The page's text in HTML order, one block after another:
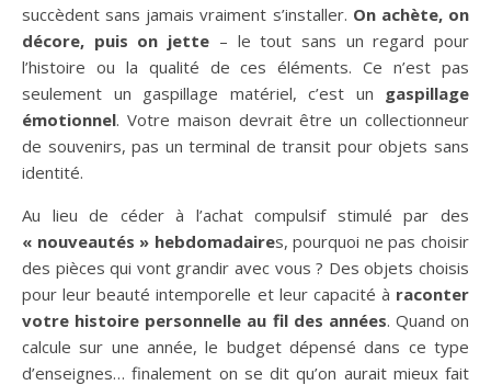
succèdent sans jamais vraiment s’installer. On achète, on
décore, puis on jette – le tout sans un regard pour
l’histoire ou la qualité de ces éléments. Ce n’est pas
seulement un gaspillage matériel, c’est un gaspillage
émotionnel. Votre maison devrait être un collectionneur
de souvenirs, pas un terminal de transit pour objets sans
identité.
Au lieu de céder à l’achat compulsif stimulé par des
« nouveautés » hebdomadaires, pourquoi ne pas choisir
des pièces qui vont grandir avec vous ? Des objets choisis
pour leur beauté intemporelle et leur capacité à raconter
votre histoire personnelle au fil des années. Quand on
calcule sur une année, le budget dépensé dans ce type
d’enseignes… finalement on se dit qu’on aurait mieux fait